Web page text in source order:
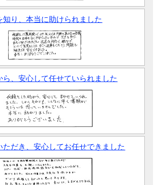
知り、本当に助けられました
ら、安心して任せていられました
ただき、安心してお任せできました